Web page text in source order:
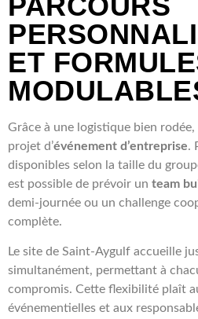
ET
Grâce à une logistique bien rodée,
projet d’événement d’entreprise.
disponibles selon la taille du
est possible de prévoir un team
demi-journée ou un challenge
complète.
Le site de Saint-Aygulf accueille
simultanément, permettant à
compromis. Cette flexibilité plaît
événementielles et aux